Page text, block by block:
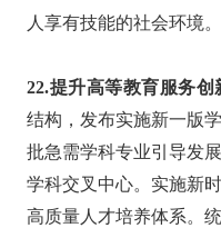
人享有技能的社会环境。
22.提升高等教育服务创
结构，发布实施新一版
批急需学科专业引导发
学科交叉中心。实施新
高质量人才培养体系。